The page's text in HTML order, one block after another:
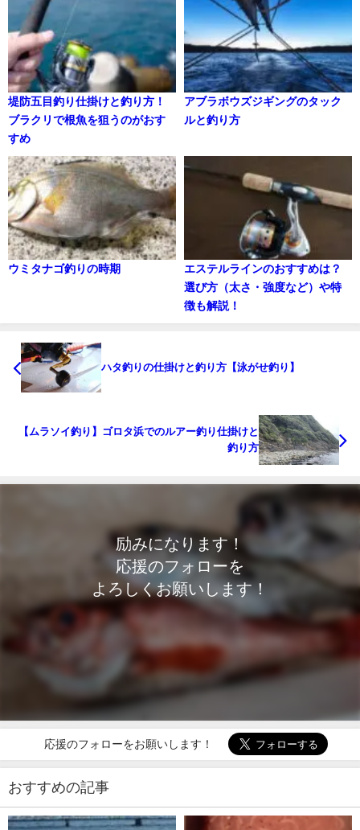
堤防五目釣り仕掛けと釣り方！
ブラクリで根魚を狙うのがおす
すめ
アブラボウズジギングのタック
ルと釣り方
ウミタナゴ釣りの時期
エステルラインのおすすめは？
選び方（太さ・強度など）や特
徴も解説！
ハタ釣りの仕掛けと釣り方【泳がせ釣り】
【ムラソイ釣り】ゴロタ浜でのルアー釣り仕掛けと
釣り方
励みになります！
応援のフォローを
よろしくお願いします！
応援のフォローをお願いします！
おすすめの記事